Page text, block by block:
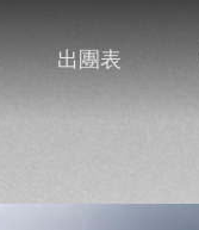
出團表